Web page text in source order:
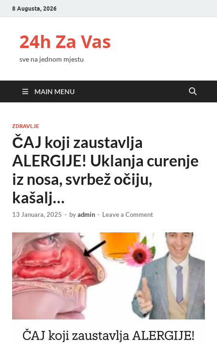
8 Augusta, 2026
24h Za Vas
sve na jednom mjestu
MAIN MENU
ZDRAVLJE
ČAJ koji zaustavlja
ALERGIJE! Uklanja curenje
iz nosa, svrbež očiju,
kašalj…
13 Januara, 2025 - byadmin - Leave a Comment